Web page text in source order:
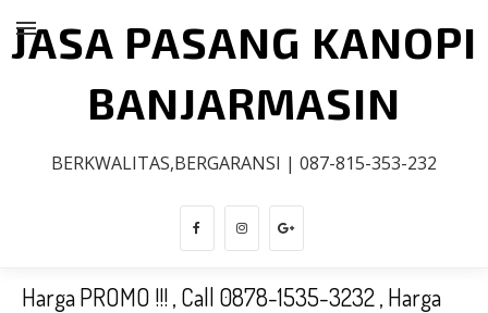
JASA PASANG KANOPI
BANJARMASIN
BERKWALITAS,BERGARANSI | 087-815-353-232
Harga PROMO !!! , Call 0878-1535-3232 , Harga